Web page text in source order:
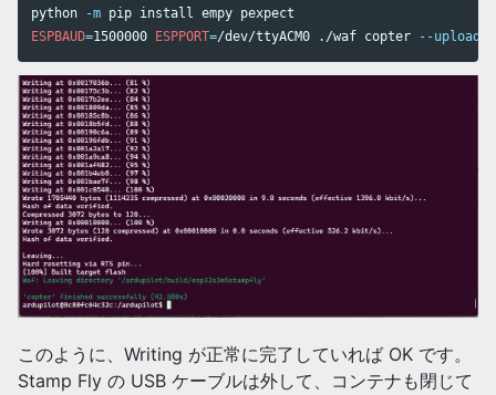
python
-m pip install
ESPBAUD=1500000 ESPPORT=/dev/ttyACM0 ./waf copter --upload
このように、Writing が正常に完了していれば OK です。
Stamp Fly の USB ケーブルは外して、コンテナも閉じて